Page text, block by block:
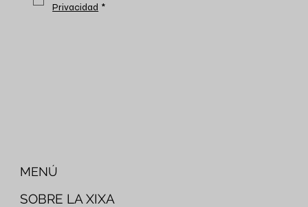
Privacidad *
SOBRE LA XIXA
MENÚ